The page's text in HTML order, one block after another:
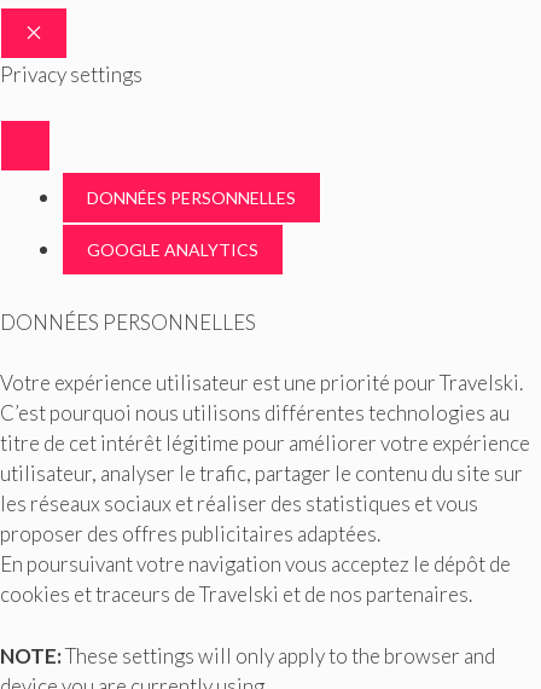
FERMER
Privacy settings
DONNÉES PERSONNELLES
GOOGLE ANALYTICS
DONNÉES PERSONNELLES
Votre expérience utilisateur est une priorité pour Travelski.
C’est pourquoi nous utilisons différentes technologies au
titre de cet intérêt légitime pour améliorer votre expérience
utilisateur, analyser le trafic, partager le contenu du site sur
les réseaux sociaux et réaliser des statistiques et vous
proposer des offres publicitaires adaptées.
En poursuivant votre navigation vous acceptez le dépôt de
cookies et traceurs de Travelski et de nos partenaires.
NOTE:These settings will only apply to the browser and